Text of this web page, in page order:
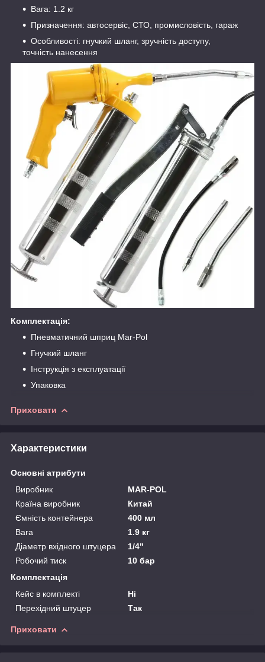
Вага: 1.2 кг
Призначення: автосервіс, СТО, промисловість, гараж
Особливості: гнучкий шланг, зручність доступу,
точність нанесення
Комплектація:
Пневматичний шприц Mar-Pol
Гнучкий шланг
Інструкція з експлуатації
Упаковка
Приховати
Характеристики
Основні атрибути
Виробник
MAR-POL
Країна виробник
Китай
Ємність контейнера
400 мл
Вага
1.9 кг
Діаметр вхідного штуцера
1/4"
Робочий тиск
10 бар
Комплектація
Кейс в комплекті
Ні
Перехідний штуцер
Так
Приховати